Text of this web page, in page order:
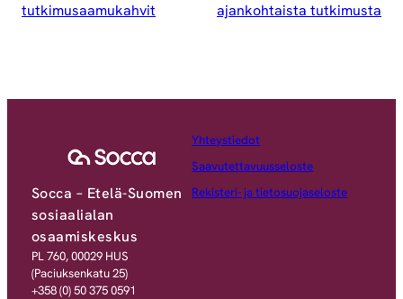
tutkimusaamukahvit
ajankohtaista tutkimusta
Socca – Etelä-Suomen
sosiaalialan
osaamiskeskus
PL 760, 00029 HUS
(Paciuksenkatu 25)
+358 (0) 50 375 0591
Yhteystiedot
Saavutettavuusseloste
Rekisteri- ja tietosuojaseloste